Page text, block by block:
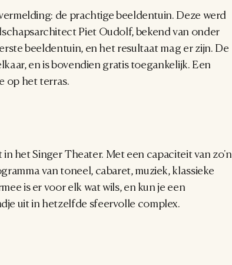
de prachtige beeldentuin. Deze werd
Piet Oudolf, bekend van onder
beeldentuin, en het resultaat mag er zijn. De
en is bovendien gratis toegankelijk. Een
op het terras.
het Singer Theater. Met een capaciteit van zo'n
van toneel, cabaret, muziek, klassieke
is er voor elk wat wils, en kun je een
uit in hetzelfde sfeervolle complex.